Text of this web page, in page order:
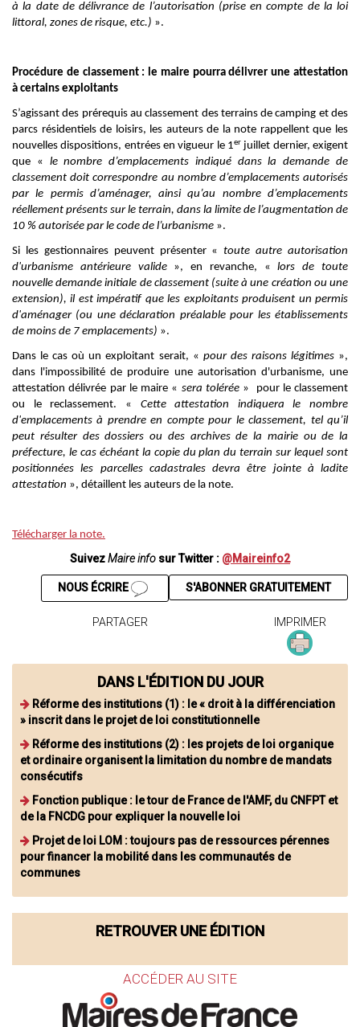
à la date de délivrance de l’autorisation (prise en compte de la loi
littoral, zones de risque, etc.) ».
Procédure de classement : le maire pourra délivrer une attestation
à certains exploitants
S’agissant des prérequis au classement des terrains de camping et des
parcs résidentiels de loisirs, les auteurs de la note rappellent que les
nouvelles dispositions, entrées en vigueur le 1er juillet dernier, exigent
que « le nombre d’emplacements indiqué dans la demande de
classement doit correspondre au nombre d’emplacements autorisés
par le permis d’aménager, ainsi qu’au nombre d’emplacements
réellement présents sur le terrain, dans la limite de l’augmentation de
10 % autorisée par le code de l’urbanisme ».
Si les gestionnaires peuvent présenter « toute autre autorisation
d'urbanisme antérieure valide », en revanche, «lors de toute
nouvelle demande initiale de classement (suite à une création ou une
extension), il est impératif que les exploitants produisent un permis
d'aménager (ou une déclaration préalable pour les établissements
de moins de 7 emplacements) ».
Dans le cas où un exploitant serait, « pour des raisons légitimes»,
dans l'impossibilité de produire une autorisation d'urbanisme, une
attestation délivrée par le maire « sera tolérée» pour le classement
ou le reclassement. « Cette attestation indiquera le nombre
d'emplacements à prendre en compte pour le classement, tel qu’il
peut résulter des dossiers ou des archives de la mairie ou de la
préfecture, le cas échéant la copie du plan du terrain sur lequel sont
positionnées les parcelles cadastrales devra être jointe à ladite
attestation », détaillent les auteurs de la note.
Télécharger la note.
SuivezMaire info sur Twitter : @Maireinfo2
S'ABONNER GRATUITEMENT
NOUS ÉCRIRE
PARTAGER IMPRIMER
DANS L'ÉDITION DU JOUR
Réforme des institutions (1) : le « droit à la différenciation
» inscrit dans le projet de loi constitutionnelle
Réforme des institutions (2) : les projets de loi organique
et ordinaire organisent la limitation du nombre de mandats
consécutifs
Fonction publique : le tour de France de l'AMF, du CNFPT et
de la FNCDG pour expliquer la nouvelle loi
Projet de loi LOM : toujours pas de ressources pérennes
pour financer la mobilité dans les communautés de
communes
RETROUVER UNE ÉDITION
ACCÉDER AU SITE